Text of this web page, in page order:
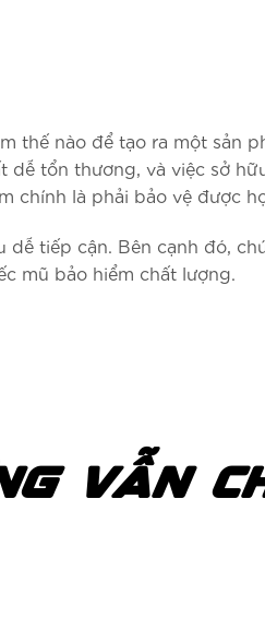
thế nào để tạo ra một sản
dễ tổn thương, và việc sở
chính là phải bảo vệ được
tiếp cận. Bên cạnh đó,
mũ bảo hiểm chất lượng.
VẪN